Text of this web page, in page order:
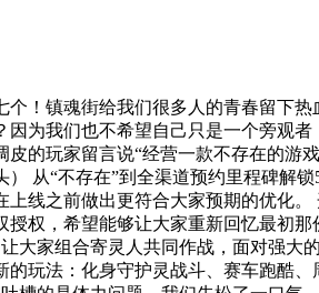
！镇魂街给我们很多人的青春留下
为我们也不希望自己只是一个旁观者
的玩家留言说“经营一款不存在的
从“不存在”到全渠道预约里程碑解
线之前做出更符合大家预期的优化
权，希望能够让大家重新回忆最初
大家组合寄灵人共同作战，面对强大
玩法：化身守护灵战斗、赛车跑酷